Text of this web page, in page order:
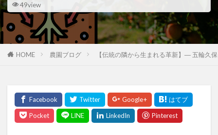
49view
HOME 農園ブログ 【伝統の隣から生まれる革新】― 五輪久